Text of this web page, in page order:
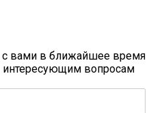
с вами в ближайшее время
интересующим вопросам